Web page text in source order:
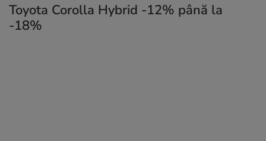
Toyota Corolla Hybrid -12% până la
-18%